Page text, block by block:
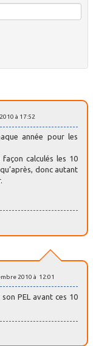
à 17:52
année pour les
calculés les 10
donc autant
2010 à 12:01
PEL avant ces 10